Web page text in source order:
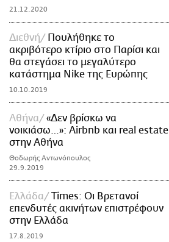
21.12.2020
Διεθνή
Πουλήθηκε το
ακριβότερο κτίριο στο Παρίσι και
θα στεγάσει το μεγαλύτερο
κατάστημα Nike της Ευρώπης
10.10.2019
Αθήνα
«Δεν βρίσκω να
νοικιάσω…»: Airbnb και real estate
στην Αθήνα
Θοδωρής Αντωνόπουλος
29.9.2019
Ελλάδα
Times: Oι Βρετανοί
επενδυτές ακινήτων επιστρέφουν
στην Ελλάδα
17.8.2019